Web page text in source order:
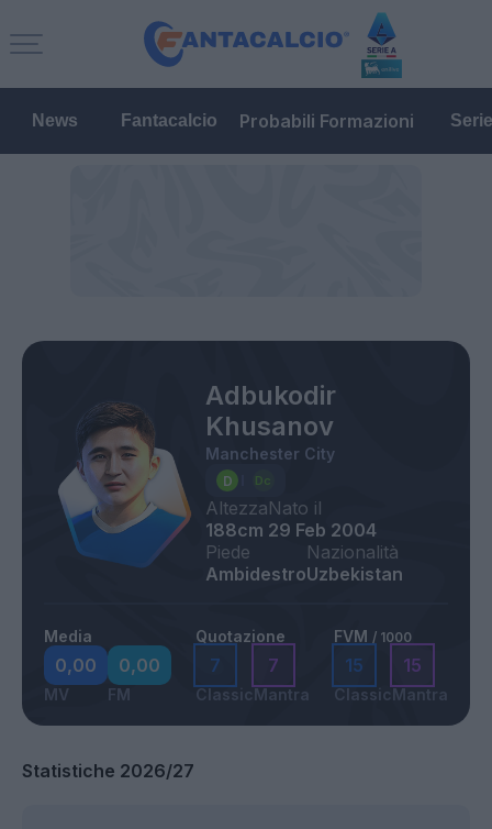
News Fantacalcio Probabili Formazioni
Adbukodir
Khusanov
Manchester City
Altezza
188cm
Nato il
29 Feb 2004
Piede
Ambidestro
Nazionalità
Uzbekistan
Media
0,00
MV
0,00
FM
Quotazione
7
Classic
7
Mantra
FVM / 1000
15
Classic
15
Mantra
Statistiche 2026/27